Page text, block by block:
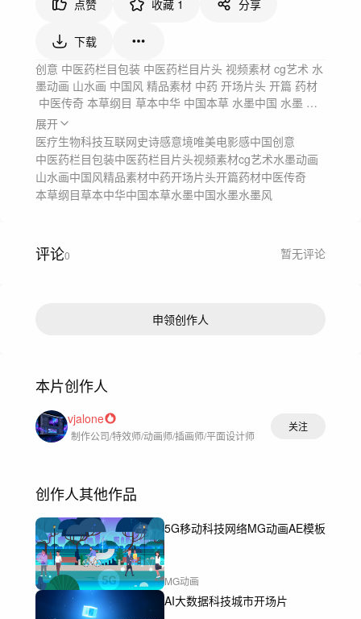
点赞 收藏 1 分享
下载
创意 中医药栏目包装 中医药栏目片头 视频素材 cg艺术 水
墨动画 山水画 中国风 精品素材 中药 开场片头 开篇 药材
中医传奇 本草纲目 草本中华 中国本草 水墨中国 水墨 水
墨风
展开
医疗生物科技互联网史诗感意境唯美电影感中国创意
中医药栏目包装中医药栏目片头视频素材cg艺术水墨动画
山水画中国风精品素材中药开场片头开篇药材中医传奇
本草纲目草本中华中国本草水墨中国水墨水墨风
评论0 暂无评论
申领创作人
本片创作人
vjalone
制作公司/特效师/动画师/插画师/平面设计师
关注
创作人其他作品
5G移动科技网络MG动画AE模板
MG动画
AI大数据科技城市开场片